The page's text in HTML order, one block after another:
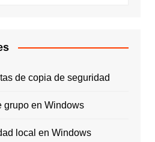
de copia de seguridad
grupo en Windows
local en Windows